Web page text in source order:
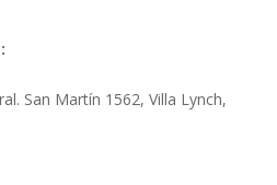
San Martín 1562, Villa Lynch,